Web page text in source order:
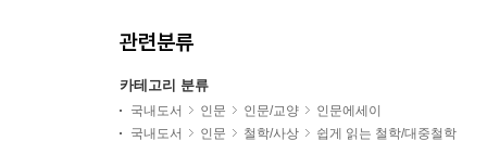
관련분류
카테고리 분류
국내도서 인문 인문/교양
인문에세이
국내도서
인문 철학/사상 쉽게 읽는 철학/대중철학